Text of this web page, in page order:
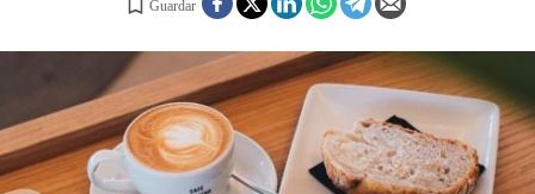
REGISTRO
INICIAR SESIÓN
Guardar